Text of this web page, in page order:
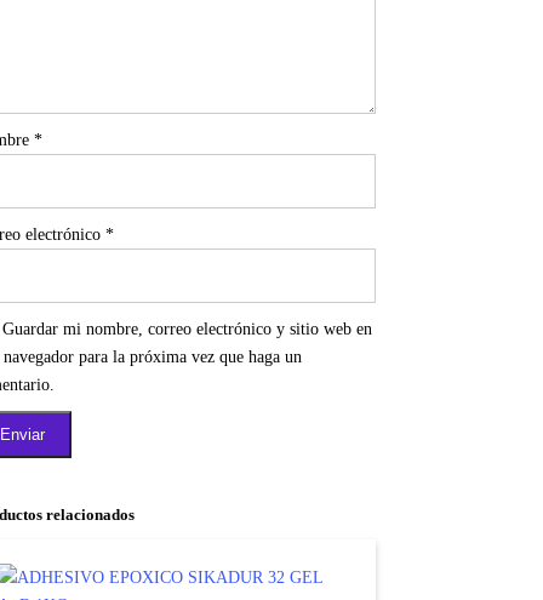
*
electrónico *
Guardar mi nombre, correo electrónico y sitio web en
navegador para la próxima vez que haga un
relacionados